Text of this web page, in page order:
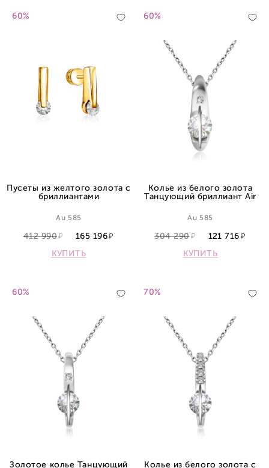
60%
Пусеты из желтого золота с
бриллиантами
Au 585
412 990
165 196
КУПИТЬ
60%
Колье из белого золота
Танцующий бриллиант Air
Au 585
304 290
121 716
КУПИТЬ
60%
Золотое колье Танцующий
70%
Колье из белого золота с